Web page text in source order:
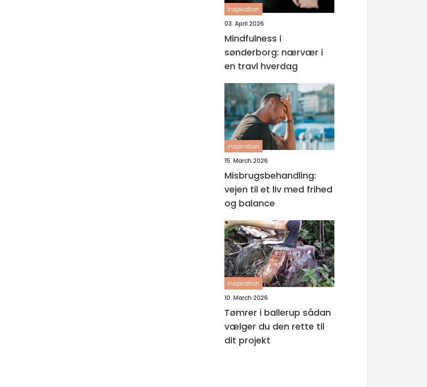
inspiration
03. April 2026
Mindfulness i
sønderborg: nærvær i
en travl hverdag
inspiration
15. March 2026
Misbrugsbehandling:
vejen til et liv med frihed
og balance
inspiration
10. March 2026
Tømrer i ballerup sådan
vælger du den rette til
dit projekt